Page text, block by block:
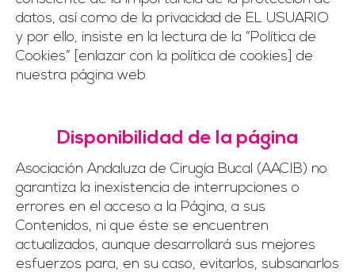
datos, así como de la privacidad de EL USUARIO
y por ello, insiste en la lectura de la “Política de
Cookies” [enlazar con la política de cookies] de
nuestra página web.
Disponibilidad de la página
Asociación Andaluza de Cirugía Bucal (AACIB) no
garantiza la inexistencia de interrupciones o
errores en el acceso a la Página, a sus
Contenidos, ni que éste se encuentren
actualizados, aunque desarrollará sus mejores
esfuerzos para, en su caso, evitarlos, subsanarlos